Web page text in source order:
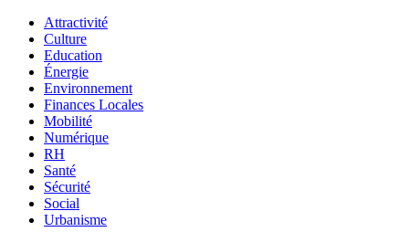
Attractivité
Culture
Education
Énergie
Environnement
Finances Locales
Mobilité
Numérique
RH
Santé
Sécurité
Social
Urbanisme